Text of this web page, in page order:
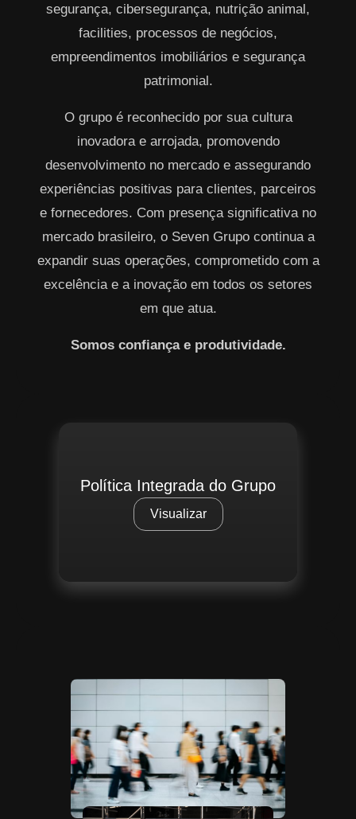
segurança, cibersegurança, nutrição animal,
facilities, processos de negócios,
empreendimentos imobiliários e segurança
patrimonial.
O grupo é reconhecido por sua cultura
inovadora e arrojada, promovendo
desenvolvimento no mercado e assegurando
experiências positivas para clientes, parceiros
e fornecedores. Com presença significativa no
mercado brasileiro, o Seven Grupo continua a
expandir suas operações, comprometido com a
excelência e a inovação em todos os setores
em que atua.
Somos confiança e produtividade.
Política Integrada do Grupo
Visualizar